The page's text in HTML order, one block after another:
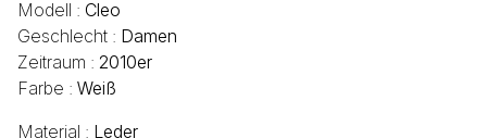
Modell : Cleo
Geschlecht : Damen
Zeitraum : 2010er
Farbe : Weiß
Material : Leder